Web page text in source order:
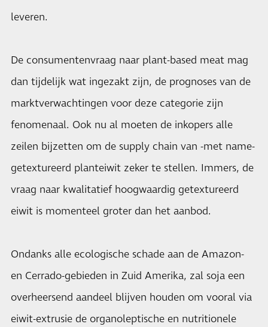
leveren.
De consumentenvraag naar plant-based meat mag
dan tijdelijk wat ingezakt zijn, de prognoses van de
marktverwachtingen voor deze categorie zijn
fenomenaal. Ook nu al moeten de inkopers alle
zeilen bijzetten om de supply chain van -met name-
getextureerd planteiwit zeker te stellen. Immers, de
vraag naar kwalitatief hoogwaardig getextureerd
eiwit is momenteel groter dan het aanbod.
Ondanks alle ecologische schade aan de Amazon-
en Cerrado-gebieden in Zuid Amerika, zal soja een
overheersend aandeel blijven houden om vooral via
eiwit-extrusie de organoleptische en nutritionele